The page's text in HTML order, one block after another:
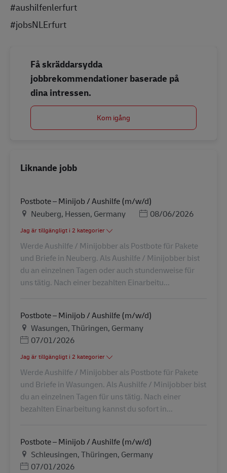
#aushilfenlerfurt
#jobsNLErfurt
Få skräddarsydda
jobbrekommendationer baserade på
dina intressen.
Kom igång
Liknande jobb
Postbote – Minijob / Aushilfe (m/w/d)
PlatsNeuberg, Hessen, Germany Posted Date
08/06/2026
Jag är tillgängligt i 2 kategorier
Werde Aushilfe / Minijobber als Postbote für Pakete
und Briefe in Neuberg. Als Aushilfe / Minijobber bist
du an einzelnen Tagen oder auch stundenweise für
uns tätig. Nach einer bezahlten Einarbeitu...
Postbote – Minijob / Aushilfe (m/w/d)
PlatsWasungen, Thüringen, Germany
Posted Date
07/01/2026
Jag är tillgängligt i 2 kategorier
Werde Aushilfe / Minijobber als Postbote für Pakete
und Briefe in Wasungen. Als Aushilfe / Minijobber bist
du an einzelnen Tagen für uns tätig. Nach einer
bezahlten Einarbeitung kannst du sofort in...
Postbote – Minijob / Aushilfe (m/w/d)
PlatsSchleusingen, Thüringen, Germany
Posted Date
07/01/2026